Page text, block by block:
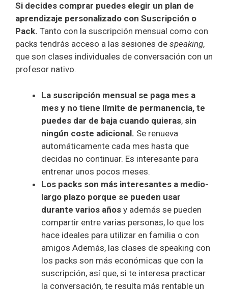
Si decides comprar puedes elegir un plan de
aprendizaje personalizado con Suscripción o
Pack. Tanto con la suscripción mensual como con
packs tendrás acceso a las sesiones de speaking,
que son clases individuales de conversación con un
profesor nativo.
La suscripción mensual se paga mes a
mes y no tiene límite de permanencia, te
puedes dar de baja cuando quieras, sin
ningún coste adicional. Se renueva
automáticamente cada mes hasta que
decidas no continuar. Es interesante para
entrenar unos pocos meses.
Los packs son más interesantes a medio-
largo plazo porque se pueden usar
durante varios años y además se pueden
compartir entre varias personas, lo que los
hace ideales para utilizar en familia o con
amigos Además, las clases de speaking con
los packs son más económicas que con la
suscripción, así que, si te interesa practicar
la conversación, te resulta más rentable un